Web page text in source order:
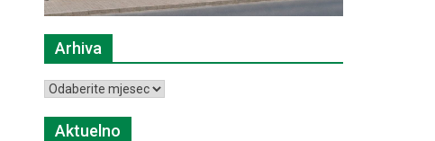
Arhiva
Arhiva
Aktuelno